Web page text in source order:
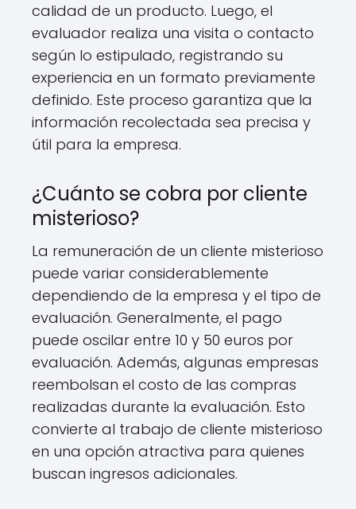
calidad de un producto. Luego, el
evaluador realiza una visita o contacto
según lo estipulado, registrando su
experiencia en un formato previamente
definido. Este proceso garantiza que la
información recolectada sea precisa y
útil para la empresa.
¿Cuánto se cobra por cliente
misterioso?
La remuneración de un cliente misterioso
puede variar considerablemente
dependiendo de la empresa y el tipo de
evaluación. Generalmente, el pago
puede oscilar entre 10 y 50 euros por
evaluación. Además, algunas empresas
reembolsan el costo de las compras
realizadas durante la evaluación. Esto
convierte al trabajo de cliente misterioso
en una opción atractiva para quienes
buscan ingresos adicionales.